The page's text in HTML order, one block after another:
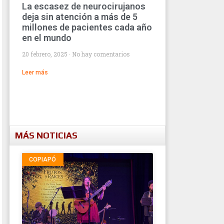
La escasez de neurocirujanos
deja sin atención a más de 5
millones de pacientes cada año
en el mundo
20 febrero, 2025 No hay comentarios
Leer más
MÁS NOTICIAS
COPIAPÓ